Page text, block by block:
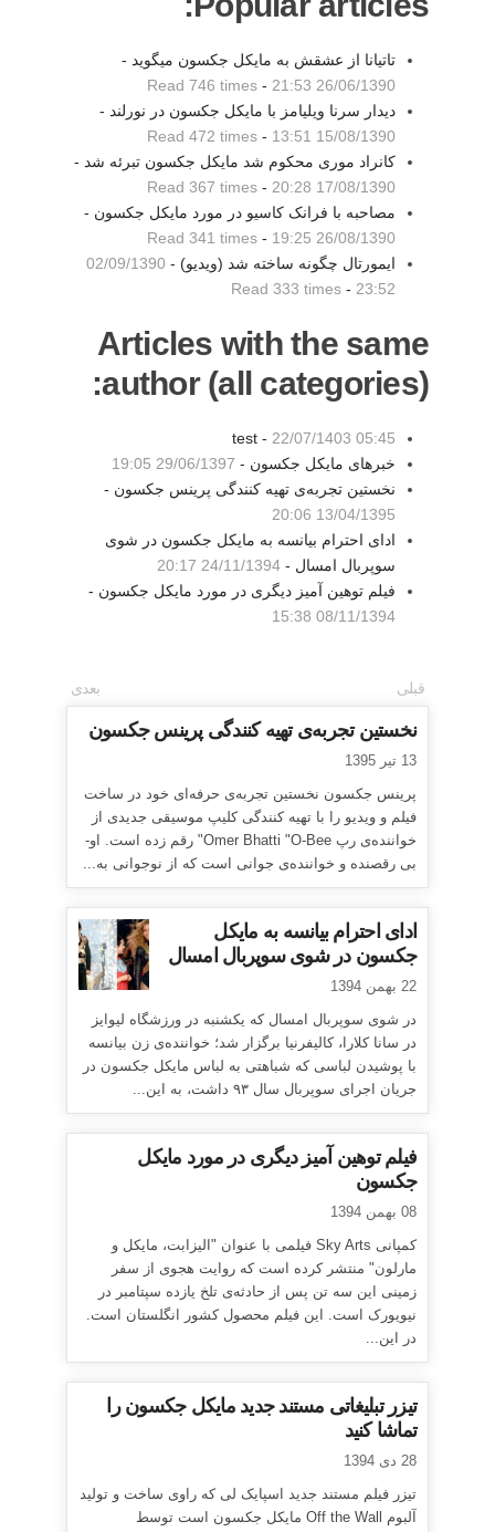
تاتیانا از عشقش به مایکل جکسون میگوید -
26/06/1390 21:53
-
Read 746 times
دیدار سرنا ویلیامز با مایکل جکسون در نورلند -
15/08/1390 13:51
-
Read 472 times
کانراد موری محکوم شد مایکل جکسون تبرئه شد -
17/08/1390 20:28
-
Read 367 times
مصاحبه با فرانک کاسیو در مورد مایکل جکسون -
26/08/1390 19:25
-
Read 341 times
ایمورتال چگونه ساخته شد (ویدیو) - 02/09/1390
23:52
-
Read 333 times
Articles with the same
author (all categories):
test - 22/07/1403 05:45
خبرهای مایکل جکسون - 29/06/1397 19:05
نخستین تجربه‌ی تهیه کنندگی پرینس جکسون -
13/04/1395 20:06
ادای احترام بیانسه به مایکل جکسون در شوی
سوپربال امسال - 24/11/1394 20:17
فیلم توهین آمیز دیگری در مورد مایکل جکسون -
08/11/1394 15:38
قبلی بعدی
نخستین تجربه‌ی تهیه کنندگی پرینس جکسون
13 تیر 1395
پرینس جکسون نخستین تجربه‌ی حرفه‌ای خود در ساخت
فیلم و ویدیو را با تهیه کنندگی کلیپ موسیقی جدیدی از
خواننده‌ی رپ Omer Bhatti "O-Bee" رقم زده است. او-
بی رقصنده و خواننده‌ی جوانی است که از نوجوانی به...
ادای احترام بیانسه به مایکل
جکسون در شوی سوپربال امسال
22 بهمن 1394
در شوی سوپربال امسال که یکشنبه در ورزشگاه لیوایز
در سانا کلارا، کالیفرنیا برگزار شد؛ خواننده‌ی زن بیانسه
با پوشیدن لباسی که شباهتی به لباس مایکل جکسون در
جریان اجرای سوپربال سال ۹۳ داشت، به این...
فیلم توهین آمیز دیگری در مورد مایکل
جکسون
08 بهمن 1394
کمپانی Sky Arts فیلمی با عنوان "الیزابت، مایکل و
مارلون" منتشر کرده است که روایت هجوی از سفر
زمینی این سه تن پس از حادثه‌ی تلخ یازده سپتامبر در
نیویورک است. این فیلم محصول کشور انگلستان است.
در این...
تیزر تبلیغاتی مستند جدید مایکل جکسون را
تماشا کنید
28 دی 1394
تیزر فیلم مستند جدید اسپایک لی که راوی ساخت و تولید
آلبوم Off the Wall مایکل جکسون است توسط